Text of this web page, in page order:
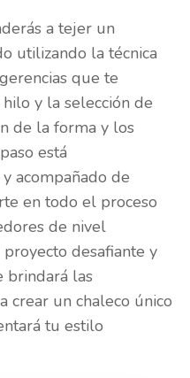
a tejer un
utilizando la técnica
que te
y la selección de
de la forma y los
está
acompañado de
en todo el proceso
de nivel
desafiante y
brindará las
crear un chaleco único
tu estilo